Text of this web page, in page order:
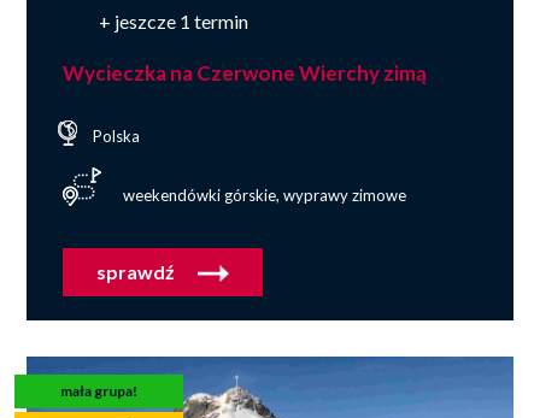
+ jeszcze 1 termin
Wycieczka na Czerwone Wierchy zimą
Polska
weekendówki górskie, wyprawy zimowe
sprawdź
mała grupa!